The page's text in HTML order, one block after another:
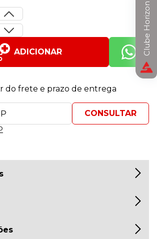
ADICIONAR
do frete e prazo de entrega
Clube Horizon